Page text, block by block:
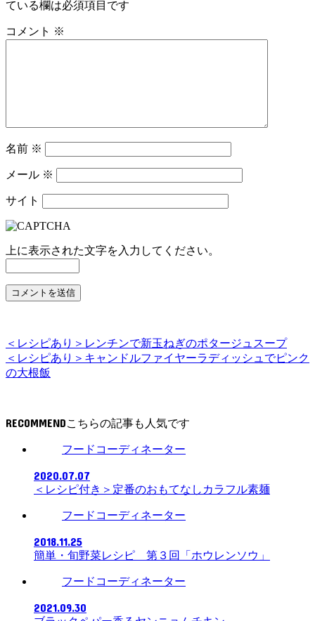
ている欄は必須項目です
コメント ※
名前 ※
メール ※
サイト
上に表示された文字を入力してください。
＜レシピあり＞レンチンで新玉ねぎのポタージュスープ
＜レシピあり＞キャンドルファイヤーラディッシュでピンク
の大根飯
RECOMMEND
フードコーディネーター
2020.07.07
＜レシピ付き＞定番のおもてなしカラフル素麺
フードコーディネーター
2018.11.25
簡単・旬野菜レシピ 第３回「ホウレンソウ」
フードコーディネーター
2021.09.30